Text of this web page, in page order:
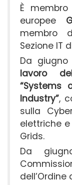
È
europee
membro
Sezione IT
Da giugno
lavoro
“Systems
Industry”,
sulla
elettriche e
Grids.
Da
dell’Ordine